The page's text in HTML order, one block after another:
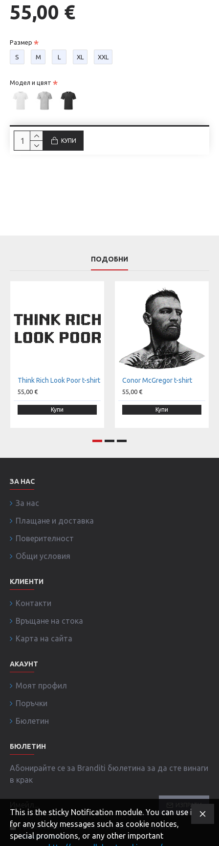
55,00 €
Размер
S М L XL XXL
Модел и цвят
КУПИ
ПОДОБНИ
Think Rich Look Poor t-shirt
55,00 €
Купи
Conor McGregor t-shirt
55,00 €
Купи
ЗА НАС
За нас
Плащане и доставка
Поверителност
Общи условия
КЛИЕНТИ
Контакти
Връщане на стока
Карта на сайта
АКАУНТ
Моят профил
Поръчки
Бюлетин
БЮЛЕТИН
Абонирайте се за Branditi бюлетина за да сте винаги
в крак
ИЗПРАТИ
Прочел съм и съм съгласен с условията в страница
Поверителност !
This is the sticky Notification module. You can use it
for any sticky messages such as cookie notices,
special promotions, or any other important